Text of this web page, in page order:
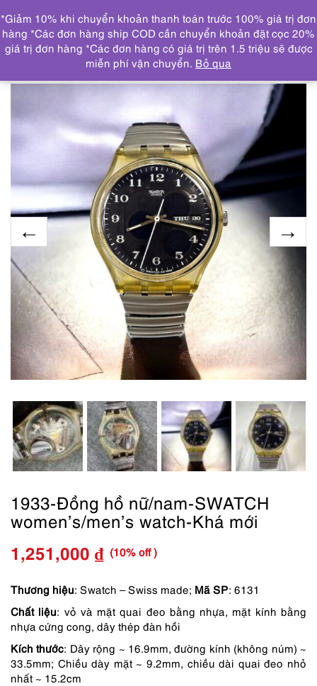
DANH MỤC
Trang chủ ĐỒNG HỒ
1933-Đồng hồ nữ/nam-SWATCH
women’s/men’s watch-Khá mới
1933-Đồng hồ nữ/nam-SWATCH
women’s/men’s watch-Khá mới
Giá
gốc
là:
1,390,000 ₫.
1,251,000 ₫
Giá
hiện
tại
là:
1,251,000 ₫.
(10% off )
Thương hiệu: Swatch – Swiss made; Mã SP: 6131
Chất liệu: vỏ và mặt quai đeo bằng nhựa, mặt kính bằng
nhựa cứng cong, dây thép đàn hồi
Kích thước: Dây rộng ~ 16.9mm, đường kính (không núm) ~
33.5mm; Chiều dày mặt ~ 9.2mm, chiều dài quai đeo nhỏ
nhất ~ 15.2cm
*Giảm 10% khi chuyển khoản thanh toán trước 100% giá trị đơn
hàng *Các đơn hàng ship COD cần chuyển khoản đặt cọc 20%
giá trị đơn hàng *Các đơn hàng có giá trị trên 1.5 triệu sẽ được
miễn phí vận chuyển. Bỏ qua